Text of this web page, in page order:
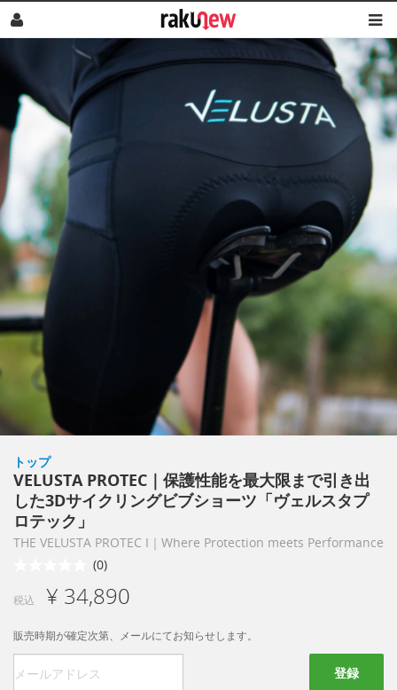
トップ
VELUSTA PROTEC｜保護性能を最大限まで引き出
した3Dサイクリングビブショーツ「ヴェルスタプ
ロテック」
THE VELUSTA PROTEC I｜Where Protection meets Performance
(0)
税込 ¥ 34,890
販売時期が確定次第、メールにてお知らせします。
登録